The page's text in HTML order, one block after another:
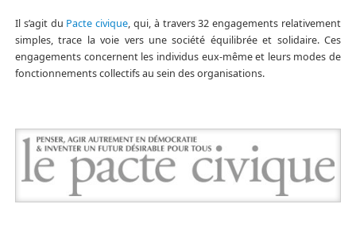
Il s’agit du Pacte civique, qui, à travers 32 engagements relativement
simples, trace la voie vers une société équilibrée et solidaire. Ces
engagements concernent les individus eux-même et leurs modes de
fonctionnements collectifs au sein des organisations.